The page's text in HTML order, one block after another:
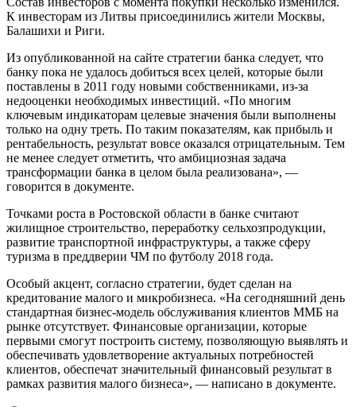
К инвес­торам из Литвы присоединились жители Москвы,
Балашихи и Риги.
Из опубликованной на сайте стратегии банка следует, что
банку пока не удалось добиться всех целей, которые были
поставлены в 2011 году новыми собственниками, из-за
недооценки необходимых инвестиций. «По многим
ключевым индикаторам целевые значения были выполнены
только на одну треть. По таким показателям, как прибыль и
рентабельность, результат вовсе оказался отрицательным. Тем
не менее следует отметить, что амбициозная задача
трансформации банка в целом была реализована», —
говорится в документе.
Точками роста в Ростовской области в банке считают
жилищное строительство, переработку сельхозпродукции,
развитие транспортной инфраструктуры, а также сферу
туризма в преддверии ЧМ по футболу 2018 года.
Особый акцент, согласно стратегии, будет сделан на
кредитование малого и микробизнеса. «На сегодняшний день
стандартная биз­нес-модель обслуживания клиентов ММБ на
рынке отсутствует. Финансовые организации, которые
первыми смогут построить систему, позволяющую выявлять и
обеспечивать удовлетворение актуальных потребностей
клиентов, обеспечат значительный финансовый результат в
рамках развития малого бизнеса», — написано в документе.